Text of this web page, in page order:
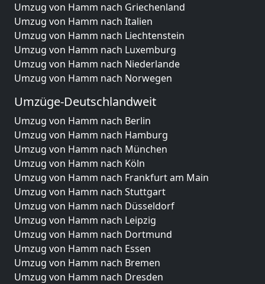
Umzug von Hamm nach Griechenland
Umzug von Hamm nach Italien
Umzug von Hamm nach Liechtenstein
Umzug von Hamm nach Luxemburg
Umzug von Hamm nach Niederlande
Umzug von Hamm nach Norwegen
Umzüge-Deutschlandweit
Umzug von Hamm nach Berlin
Umzug von Hamm nach Hamburg
Umzug von Hamm nach München
Umzug von Hamm nach Köln
Umzug von Hamm nach Frankfurt am Main
Umzug von Hamm nach Stuttgart
Umzug von Hamm nach Düsseldorf
Umzug von Hamm nach Leipzig
Umzug von Hamm nach Dortmund
Umzug von Hamm nach Essen
Umzug von Hamm nach Bremen
Umzug von Hamm nach Dresden